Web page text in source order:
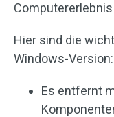
Hier sind die
Windows-Version:
Es entfernt